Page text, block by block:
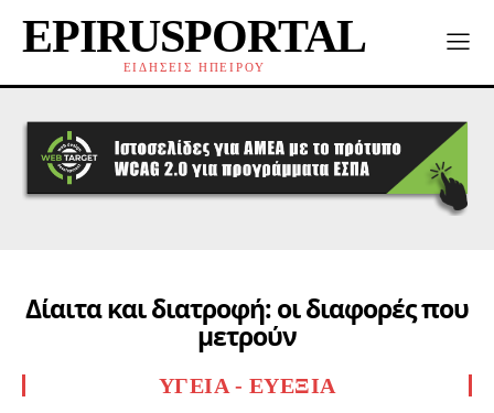
EPIRUSPORTAL
ΕΙΔΗΣΕΙΣ ΗΠΕΙΡΟΥ
Δίαιτα και διατροφή: οι διαφορές που
μετρούν
ΥΓΕΊΑ - ΕΥΕΞΊΑ